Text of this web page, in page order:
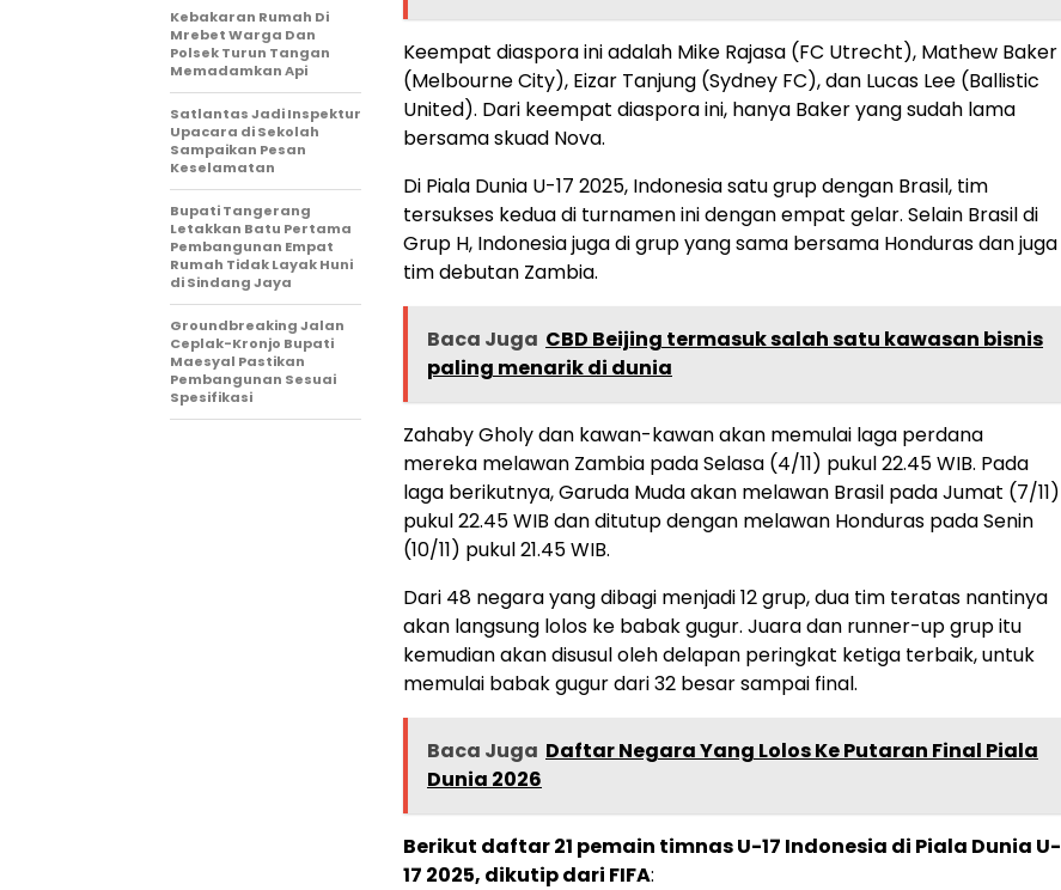
Keempat diaspora ini adalah Mike Rajasa (FC Utrecht), Mathew Baker
(Melbourne City), Eizar Tanjung (Sydney FC), dan Lucas Lee (Ballistic
United). Dari keempat diaspora ini, hanya Baker yang sudah lama
bersama skuad Nova.
Di Piala Dunia U-17 2025, Indonesia satu grup dengan Brasil, tim
tersukses kedua di turnamen ini dengan empat gelar. Selain Brasil di
Grup H, Indonesia juga di grup yang sama bersama Honduras dan juga
tim debutan Zambia.
Baca Juga CBD Beijing termasuk salah satu kawasan bisnis
paling menarik di dunia
Zahaby Gholy dan kawan-kawan akan memulai laga perdana
mereka melawan Zambia pada Selasa (4/11) pukul 22.45 WIB. Pada
laga berikutnya, Garuda Muda akan melawan Brasil pada Jumat (7/11)
pukul 22.45 WIB dan ditutup dengan melawan Honduras pada Senin
(10/11) pukul 21.45 WIB.
Dari 48 negara yang dibagi menjadi 12 grup, dua tim teratas nantinya
akan langsung lolos ke babak gugur. Juara dan runner-up grup itu
kemudian akan disusul oleh delapan peringkat ketiga terbaik, untuk
memulai babak gugur dari 32 besar sampai final.
Baca Juga Daftar Negara Yang Lolos Ke Putaran Final Piala
Dunia 2026
Berikut daftar 21 pemain timnas U-17 Indonesia di Piala Dunia U-
17 2025, dikutip dari FIFA:
Kebakaran Rumah Di
Mrebet Warga Dan
Polsek Turun Tangan
Memadamkan Api
Satlantas Jadi Inspektur
Upacara di Sekolah
Sampaikan Pesan
Keselamatan
Bupati Tangerang
Letakkan Batu Pertama
Pembangunan Empat
Rumah Tidak Layak Huni
di Sindang Jaya
Groundbreaking Jalan
Ceplak-Kronjo Bupati
Maesyal Pastikan
Pembangunan Sesuai
Spesifikasi